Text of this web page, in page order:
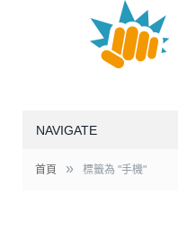
NAVIGATE
首頁 » 標籤為 "手機"